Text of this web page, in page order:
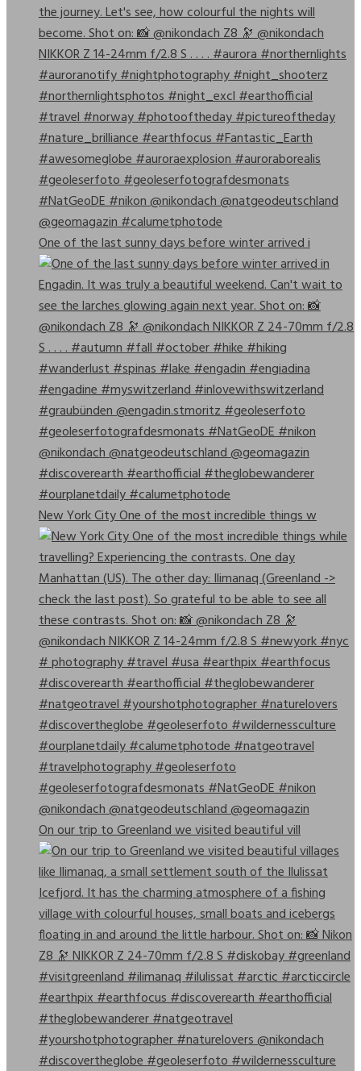
One of the last sunny days before winter arrived i
New York City One of the most incredible things w
On our trip to Greenland we visited beautiful vill